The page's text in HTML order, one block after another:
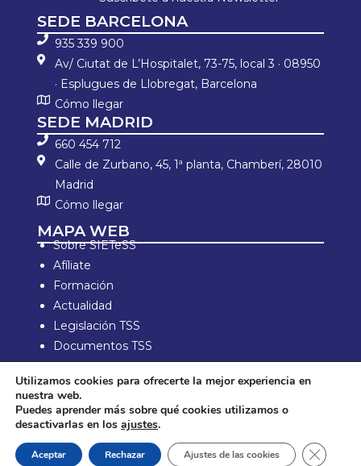
SEDE BARCELONA
935 339 900
Av/ Ciutat de L’Hospitalet, 73-75, local 3 · 08950
· Esplugues de Llobregat, Barcelona
Cómo llegar
SEDE MADRID
660 454 712
Calle de Zurbano, 45, 1ª planta, Chamberí, 28010
Madrid
Cómo llegar
MAPA WEB
Sobre SIETeSS
Afíliate
Formación
Actualidad
Legislación TSS
Documentos TSS
Información laboral
Zona de Socios
Aviso Legal y política de privacidad
Política de compra y devolución
Política de Cookies
Utilizamos cookies para ofrecerte la mejor experiencia en
nuestra web.
Puedes aprender más sobre qué cookies utilizamos o
desactivarlas en los ajustes.
Aceptar Rechazar Ajustes de las cookies Cerrar el